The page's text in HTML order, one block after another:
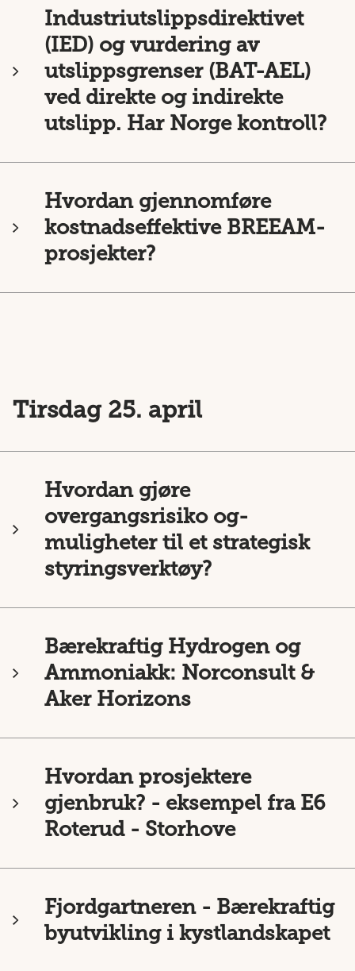
Industriutslippsdirektivet
(IED) og vurdering av
utslippsgrenser (BAT-AEL)
ved direkte og indirekte
utslipp. Har Norge kontroll?
Hvordan gjennomføre
kostnadseffektive BREEAM-
prosjekter?
Tirsdag 25. april
Hvordan gjøre
overgangsrisiko og-
muligheter til et strategisk
styringsverktøy?
Bærekraftig Hydrogen og
Ammoniakk: Norconsult &
Aker Horizons
Hvordan prosjektere
gjenbruk? - eksempel fra E6
Roterud - Storhove
Fjordgartneren - Bærekraftig
byutvikling i kystlandskapet